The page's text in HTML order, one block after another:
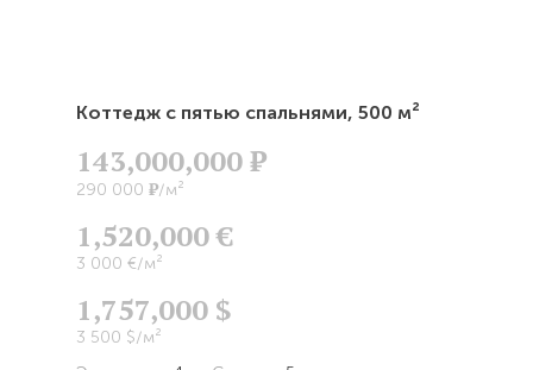
Коттедж с пятью спальнями, 500 м²
143,000,000Р
290 000 Р/м²
1,520,000 €
3 000 €/м²
1,757,000 $
3 500 $/м²